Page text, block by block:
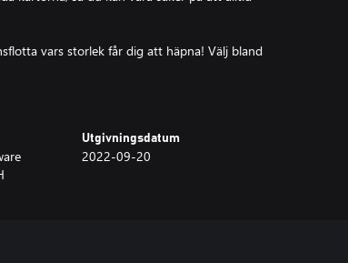
vars storlek får dig att häpna! Välj bland
av fordon som är kända från tidigare
Kipper, Palfinger, Still och Wirtgen
Benninghoven i Wirtgen Group, CIFA, DAF,
Neuson. Dessutom kan du välja bland
som Construction Simulator har fått sedan
Utgivningsdatum
2022-09-20